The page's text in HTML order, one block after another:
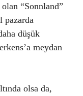
“Sonnland”
pazarda
düşük
meydan
olsa da,